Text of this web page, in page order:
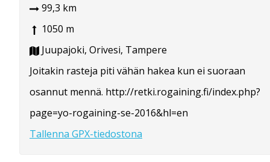
99,3 km
1050 m
Juupajoki, Orivesi, Tampere
Joitakin rasteja piti vähän hakea kun ei suoraan
osannut mennä. http://retki.rogaining.fi/index.php?
page=yo-rogaining-se-2016&hl=en
Tallenna GPX-tiedostona